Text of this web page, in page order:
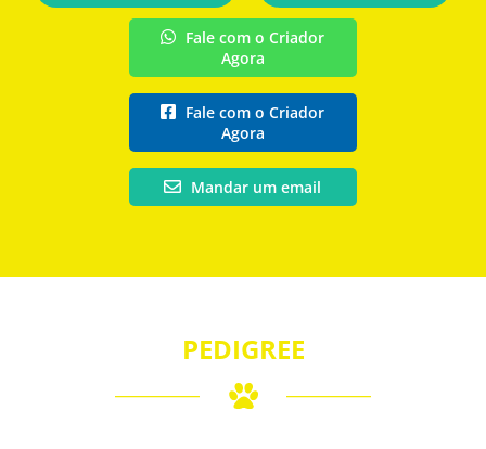
Fale com o Criador
Agora
Fale com o Criador
Agora
Mandar um email
PEDIGREE